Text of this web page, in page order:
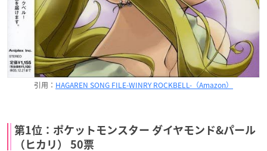
引用： HAGAREN SONG FILE-WINRY ROCKBELL-（Amazon）
第1位：ポケットモンスター ダイヤモンド&パール
（ヒカリ） 50票